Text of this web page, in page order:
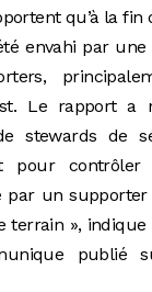
qu’à la fin
envahi par une
Le rapport a
stewards de
pour
par un
terrain », indique
publié